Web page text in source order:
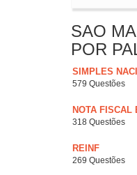
SAO
POR
SIMPLES
579 Questões
NOTA FISCAL
318 Questões
REINF
269 Questões